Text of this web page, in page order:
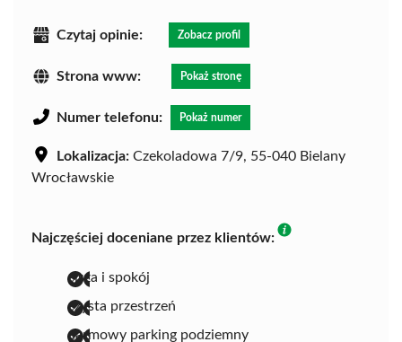
Czytaj opinie: Zobacz profil
Strona www: Pokaż stronę
Numer telefonu: Pokaż numer
Lokalizacja: Czekoladowa 7/9, 55-040 Bielany
Wrocławskie
Najczęściej doceniane przez klientów:
cisza i spokój
czysta przestrzeń
darmowy parking podziemny